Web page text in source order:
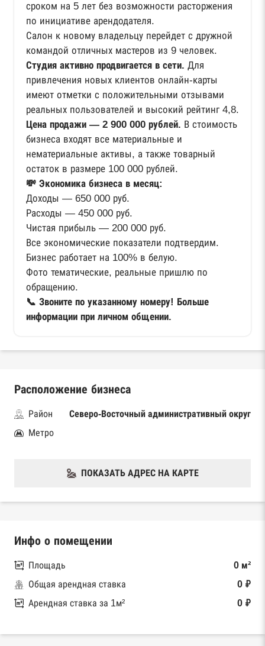
сроком на 5 лет без возможности расторжения
по инициативе арендодателя.
Салон к новому владельцу перейдет с дружной
командой отличных мастеров из 9 человек.
Студия активно продвигается в сети. Для
привлечения новых клиентов онлайн-карты
имеют отметки с положительными отзывами
реальных пользователей и высокий рейтинг 4,8.
Цена продажи — 2 900 000 рублей. В стоимость
бизнеса входят все материальные и
нематериальные активы, а также товарный
остаток в размере 100 000 рублей.
💸 Экономика бизнеса в месяц:
Доходы — 650 000 руб.
Расходы — 450 000 руб.
Чистая прибыль — 200 000 руб.
Все экономические показатели подтвердим.
Бизнес работает на 100% в белую.
Фото тематические, реальные пришлю по
обращению.
📞 Звоните по указанному номеру! Больше
информации при личном общении.
Расположение бизнеса
Район
Северо-Восточный административный округ
Метро
ПОКАЗАТЬ АДРЕС НА КАРТЕ
Инфо о помещении
Площадь
0 м²
Общая арендная ставка
0 ₽
Арендная ставка за 1м²
0 ₽